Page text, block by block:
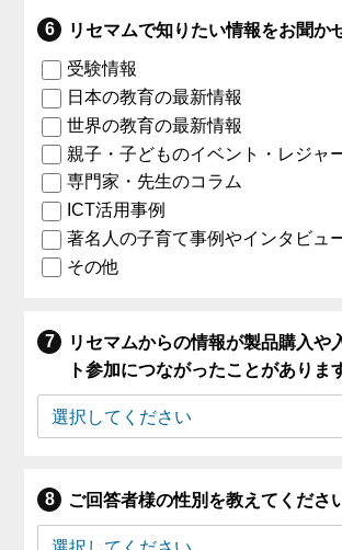
リセマムで知りたい情報をお聞か
受験情報
日本の教育の最新情報
世界の教育の最新情報
親子・子どものイベント・レジャ
専門家・先生のコラム
ICT活用事例
著名人の子育て事例やインタビュ
その他
リセマムからの情報が製品購入や
ト参加につながったことがありま
ご回答者様の性別を教えてくださ